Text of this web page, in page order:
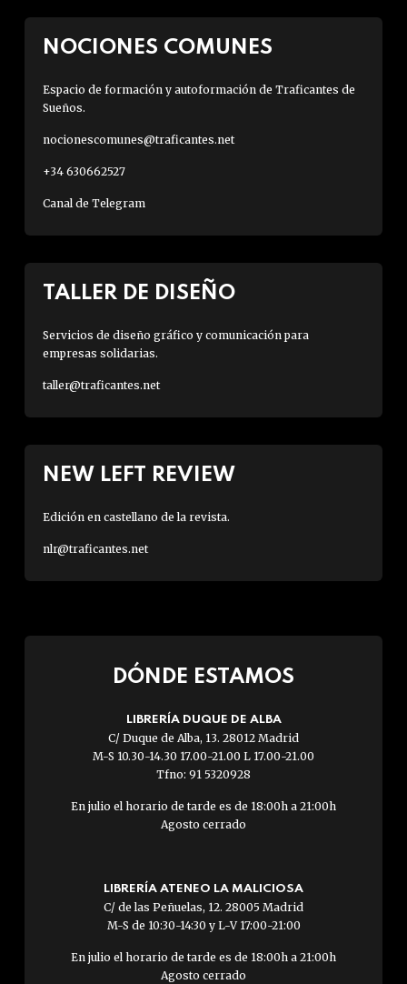
NOCIONES COMUNES
Espacio de formación y autoformación de Traficantes de
Sueños.
nocionescomunes@traficantes.net
+34 630662527
Canal de Telegram
TALLER DE DISEÑO
Servicios de diseño gráfico y comunicación para
empresas solidarias.
taller@traficantes.net
NEW LEFT REVIEW
Edición en castellano de la revista.
nlr@traficantes.net
DÓNDE ESTAMOS
LIBRERÍA DUQUE DE ALBA
C/ Duque de Alba, 13. 28012 Madrid
M-S 10.30-14.30 17.00-21.00 L 17.00-21.00
Tfno: 91 5320928
En julio el horario de tarde es de 18:00h a 21:00h
Agosto cerrado
LIBRERÍA ATENEO LA MALICIOSA
C/ de las Peñuelas, 12. 28005 Madrid
M-S de 10:30-14:30 y L-V 17:00-21:00
En julio el horario de tarde es de 18:00h a 21:00h
Agosto cerrado